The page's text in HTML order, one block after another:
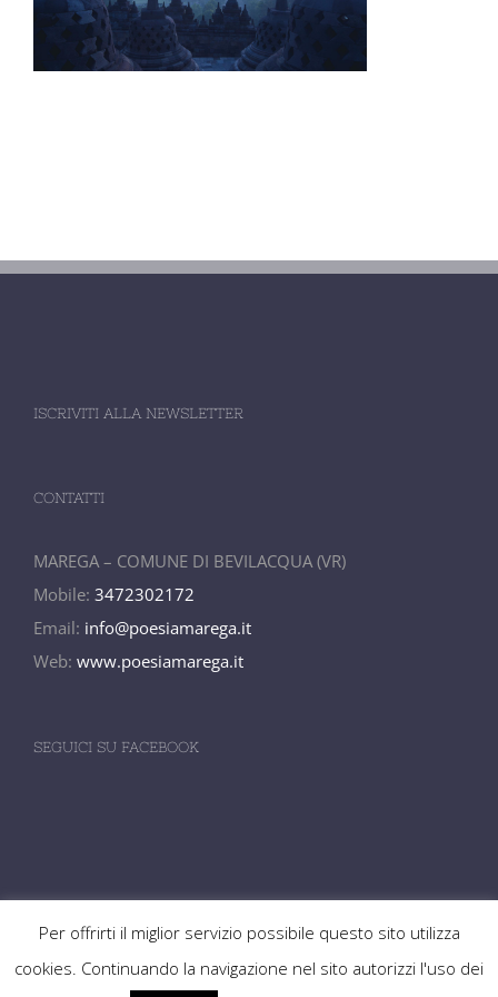
ISCRIVITI ALLA NEWSLETTER
CONTATTI
MAREGA – COMUNE DI BEVILACQUA (VR)
Mobile: 3472302172
Email: info@poesiamarega.it
Web: www.poesiamarega.it
SEGUICI SU FACEBOOK
Premio Poesia Marega ©
Per offrirti il miglior servizio possibile questo sito utilizza
cookies. Continuando la navigazione nel sito autorizzi l'uso dei